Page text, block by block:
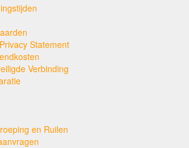
Statement
Verbinding
en Ruilen